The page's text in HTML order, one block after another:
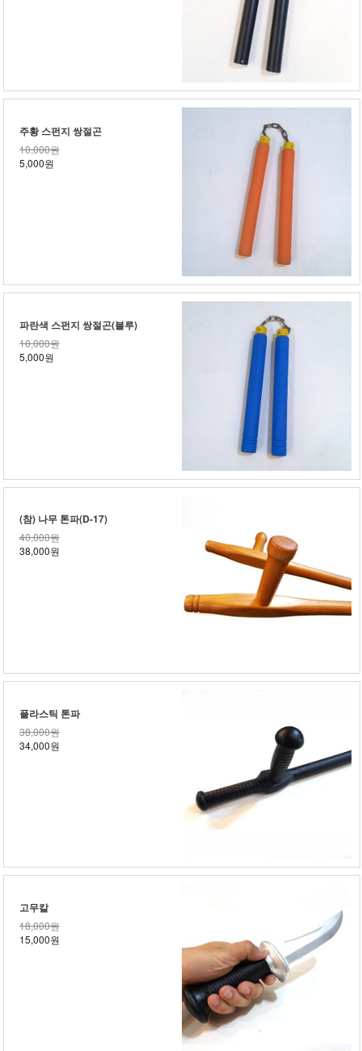
주황 스펀지 쌍절곤
10,000원
5,000원
파란색 스펀지 쌍절곤(블루)
10,000원
5,000원
(참) 나무 톤파(D-17)
40,000원
38,000원
플라스틱 톤파
38,000원
34,000원
고무칼
18,000원
15,000원